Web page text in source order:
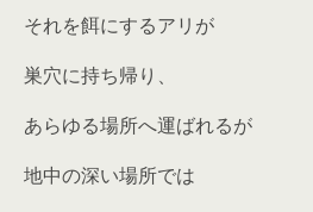
それを餌にするアリが
巣穴に持ち帰り、
あらゆる場所へ運ばれるが
地中の深い場所では